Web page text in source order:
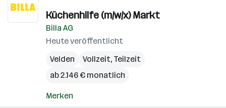
Küchenhilfe (m/w/x) Markt
Billa AG
Heute veröffentlicht
Velden
Vollzeit, Teilzeit
ab 2.146 € monatlich
Merken